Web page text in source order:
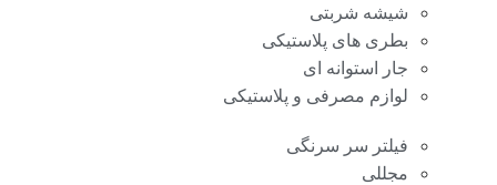
شیشه شربتی
بطری های پلاستیکی
جار استوانه ای
لوازم مصرفی و پلاستیکی
فیلتر سر سرنگی
مجللی